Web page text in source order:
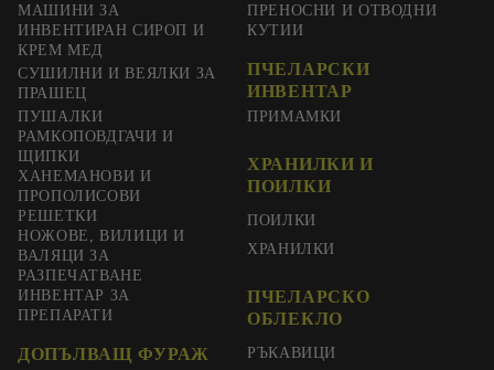
МАШИНИ ЗА
ИНВЕНТИРАН СИРОП И
КРЕМ МЕД
СУШИЛНИ И ВЕЯЛКИ ЗА
ПРАШЕЦ
ПРЕНОСНИ И ОТВОДНИ
КУТИИ
ПЧЕЛАРСКИ
ИНВЕНТАР
ПУШАЛКИ
РАМКОПОВДГАЧИ И
ЩИПКИ
ХАНЕМАНОВИ И
ПРОПОЛИСОВИ
РЕШЕТКИ
НОЖОВЕ, ВИЛИЦИ И
ВАЛЯЦИ ЗА
РАЗПЕЧАТВАНЕ
ИНВЕНТАР ЗА
ПРЕПАРАТИ
ДОПЪЛВАЩ ФУРАЖ
ПРИМАМКИ
ХРАНИЛКИ И
ПОИЛКИ
ПОИЛКИ
ХРАНИЛКИ
ПЧЕЛАРСКО
ОБЛЕКЛО
РЪКАВИЦИ